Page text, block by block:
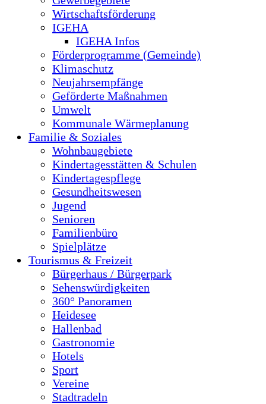
Wirtschaftsförderung
IGEHA
IGEHA Infos
Förderprogramme (Gemeinde)
Klimaschutz
Neujahrsempfänge
Geförderte Maßnahmen
Umwelt
Kommunale Wärmeplanung
Familie & Soziales
Wohnbaugebiete
Kindertagesstätten & Schulen
Kindertagespflege
Gesundheitswesen
Jugend
Senioren
Familienbüro
Spielplätze
Tourismus & Freizeit
Bürgerhaus / Bürgerpark
Sehenswürdigkeiten
360° Panoramen
Heidesee
Hallenbad
Gastronomie
Hotels
Sport
Vereine
Stadtradeln